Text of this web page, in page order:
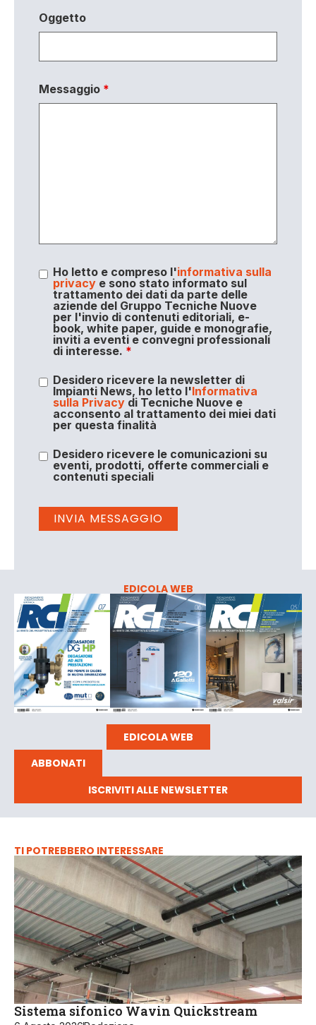
Oggetto
Messaggio *
Ho letto e compreso l'informativa sulla
privacye sono stato informato sul
trattamento dei dati da parte delle
aziende del Gruppo Tecniche Nuove
per l'invio di contenuti editoriali, e-
book, white paper, guide e monografie,
inviti a eventi e convegni professionali
di interesse. *
Desidero ricevere la newsletter di
Impianti News, ho letto l'Informativa
sulla Privacydi Tecniche Nuove e
acconsento al trattamento dei miei dati
per questa finalità
Desidero ricevere le comunicazioni su
eventi, prodotti, offerte commerciali e
contenuti speciali
EDICOLA WEB
EDICOLA WEB
ABBONATI
ISCRIVITI ALLE NEWSLETTER
TI POTREBBERO INTERESSARE
Sistema sifonico Wavin Quickstream